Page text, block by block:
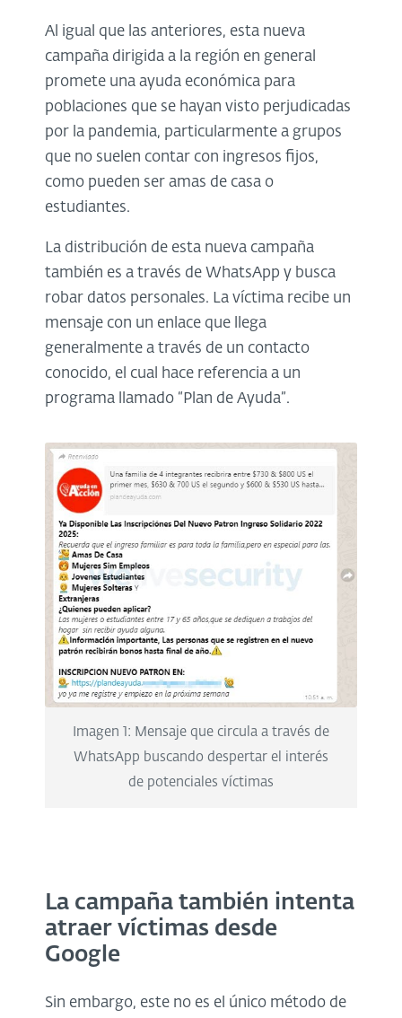
Al igual que las anteriores, esta nueva
campaña dirigida a la región en general
promete una ayuda económica para
poblaciones que se hayan visto perjudicadas
por la pandemia, particularmente a grupos
que no suelen contar con ingresos fijos,
como pueden ser amas de casa o
estudiantes.
La distribución de esta nueva campaña
también es a través de WhatsApp y busca
robar datos personales. La víctima recibe un
mensaje con un enlace que llega
generalmente a través de un contacto
conocido, el cual hace referencia a un
programa llamado “Plan de Ayuda”.
Imagen 1: Mensaje que circula a través de
WhatsApp buscando despertar el interés
de potenciales víctimas
La campaña también intenta
atraer víctimas desde
Google
Sin embargo, este no es el único método de